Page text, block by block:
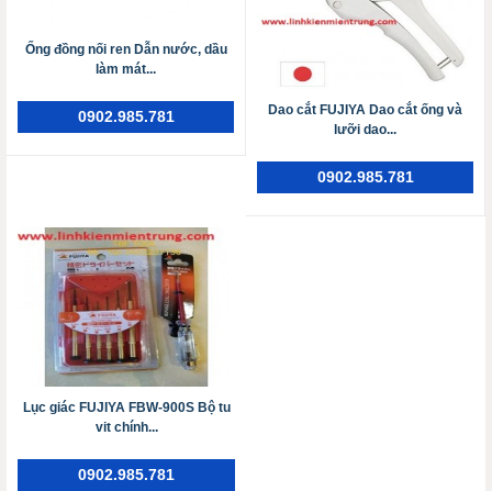
Ống đồng nối ren Dẫn nước, dầu
làm mát...
0902.985.781
Dao cắt FUJIYA Dao cắt ống và
lưỡi dao...
0902.985.781
Lục giác FUJIYA FBW-900S Bộ tu
vit chính...
0902.985.781